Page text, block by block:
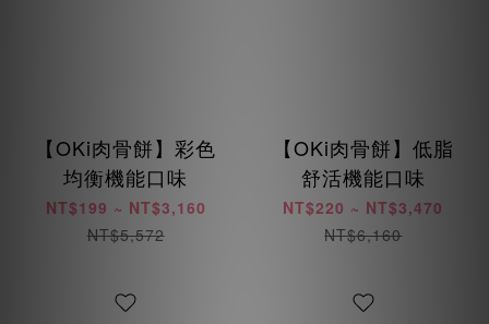
【OKi肉骨餅】彩色
均衡機能口味
NT$199 ~ NT$3,160
NT$5,572
【OKi肉骨餅】低脂
舒活機能口味
NT$220 ~ NT$3,470
NT$6,160